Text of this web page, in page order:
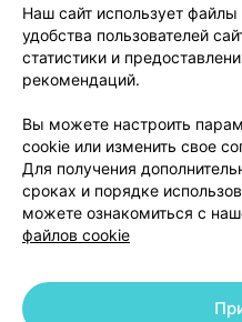
О проекте
Размещение рекламы
Публичный
Способы оплаты
Написать
Написать
Наш сайт использует
удобства пользователей
статистики и
рекомендаций.
Вы можете настроить
cookie или изменить свое
Для получения
сроках и порядке
можете ознакомиться с
файлов cookie